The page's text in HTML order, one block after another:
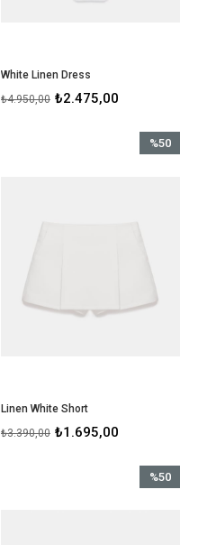
White Linen Dress
₺2.475,00
₺4.950,00
Linen White Short
₺1.695,00
₺3.390,00
%50
%50